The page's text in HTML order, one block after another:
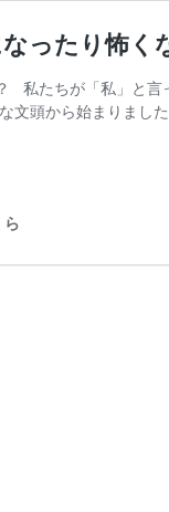
なったり怖
私たちが「私」と
文頭から始まりま
ら